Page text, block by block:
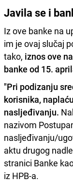
Javila se i
Iz ove banke na
im je ovaj slučaj
tako, iznos ove
banke od 15.
"Pri podizanju
korisnika,
nasljeđivanju.
nazivom
nasljeđivanju/
aktu drugog
stranici Banke
iz HPB-a.